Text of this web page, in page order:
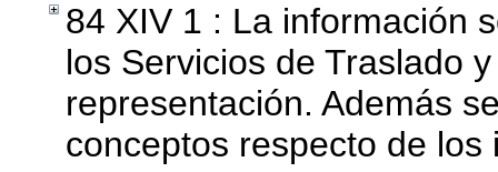
84 XIV 1 : La información
los Servicios de Traslado
representación. Además
conceptos respecto de